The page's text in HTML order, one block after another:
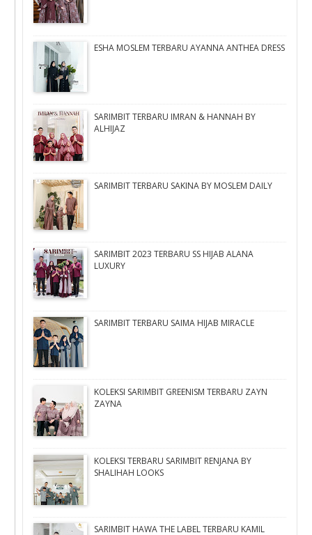
ESHA MOSLEM TERBARU AYANNA ANTHEA DRESS
SARIMBIT TERBARU IMRAN & HANNAH BY
ALHIJAZ
SARIMBIT TERBARU SAKINA BY MOSLEM DAILY
SARIMBIT 2023 TERBARU SS HIJAB ALANA
LUXURY
SARIMBIT TERBARU SAIMA HIJAB MIRACLE
KOLEKSI SARIMBIT GREENISM TERBARU ZAYN
ZAYNA
KOLEKSI TERBARU SARIMBIT RENJANA BY
SHALIHAH LOOKS
SARIMBIT HAWA THE LABEL TERBARU KAMIL